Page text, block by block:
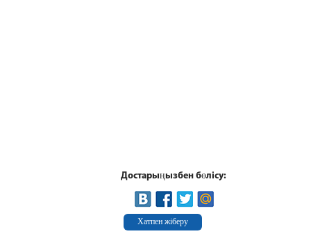
Достарыңызбен бөлісу:
Хатпен жіберу